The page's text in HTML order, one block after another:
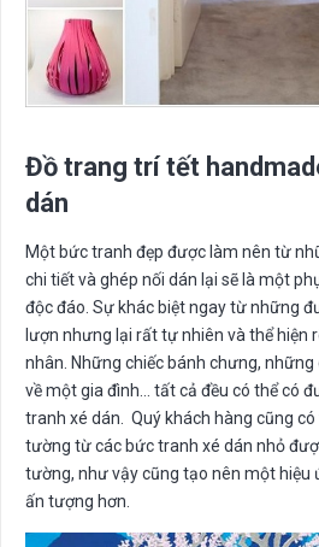
Đồ trang trí tết
dán
Một bức tranh đẹp được làm nên từ
chi tiết và ghép nối dán lại sẽ là một
độc đáo. Sự khác biệt ngay từ những
lượn nhưng lại rất tự nhiên và thể hiện
nhân. Những chiếc bánh chưng,
về một gia đình… tất cả đều có thể có
tranh xé dán. Quý khách hàng cũng
tường từ các bức tranh xé dán nhỏ
tường, như vậy cũng tạo nên một hiệu
ấn tượng hơn.